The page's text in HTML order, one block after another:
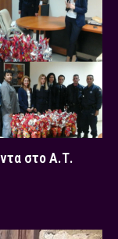
στο Α.Τ.